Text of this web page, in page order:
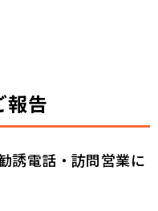
報告
誘電話・訪問営業に